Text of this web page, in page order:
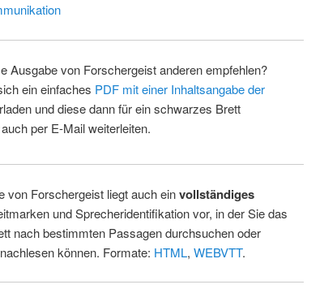
Ausgabe von Forschergeist anderen empfehlen?
ein einfaches PDF mit einer Inhaltsangabe der
und diese dann für ein schwarzes Brett
per E-Mail weiterleiten.
von Forschergeist liegt auch einvollständiges
und Sprecheridentifikation vor, in der Sie das
nach bestimmten Passagen durchsuchen oder
können. Formate: HTML, WEBVTT.